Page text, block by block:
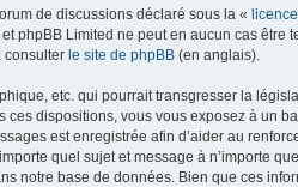
de discussions déclaré sous la «
phpBB Limited ne peut en aucun cas être
consulter le site de phpBB (en anglais).
etc. qui pourrait transgresser la
dispositions, vous vous exposez à un
est enregistrée afin d’aider au
quel sujet et message à n’importe
notre base de données. Bien que ces